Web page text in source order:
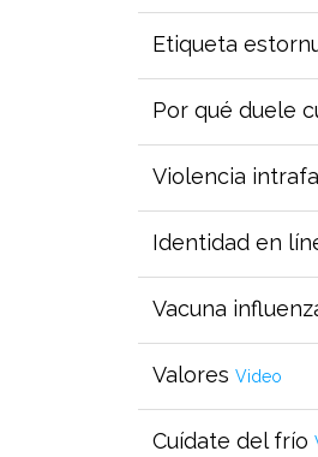
Etiqueta
Por qué duele
Violencia
Identidad en
Vacuna
Valores Video
Cuídate del frío